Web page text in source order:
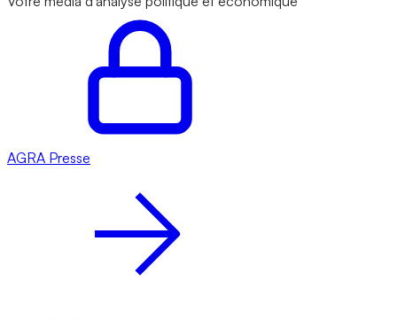
AGRA Presse